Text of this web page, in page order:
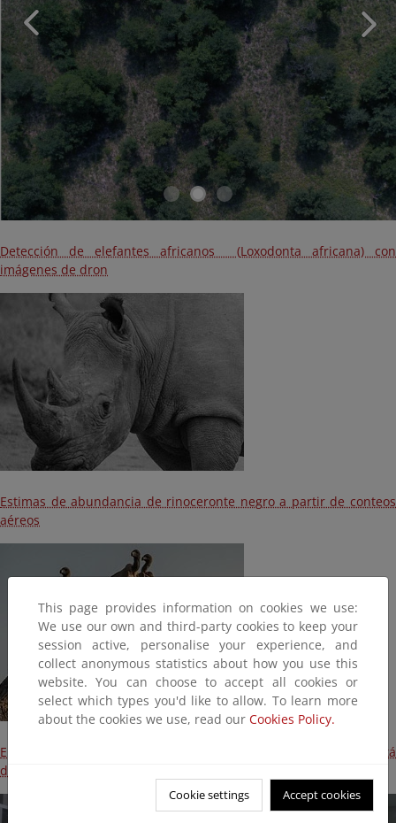
Detección de elefantes africanos (Loxodonta africana) con
imágenes de dron
Estimas de abundancia de rinoceronte negro a partir de conteos
aéreos
El envenenamiento de grandes mamíferos en África está
disparando el comercio ilegal de partes de buitres
This page provides information on cookies we use:
We use our own and third-party cookies to keep your
session active, personalise your experience, and
collect anonymous statistics about how you use this
website. You can choose to accept all cookies or
select which types you'd like to allow. To learn more
about the cookies we use, read our Cookies Policy.
Cookie settings Accept cookies